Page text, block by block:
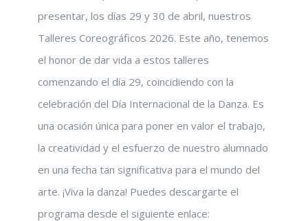
presentar, los días 29 y 30 de abril, nuestros
Talleres Coreográficos 2026. Este año, tenemos
el honor de dar vida a estos talleres
comenzando el día 29, coincidiendo con la
celebración del Día Internacional de la Danza. Es
una ocasión única para poner en valor el trabajo,
la creatividad y el esfuerzo de nuestro alumnado
en una fecha tan significativa para el mundo del
arte. ¡Viva la danza! Puedes descargarte el
programa desde el siguiente enlace: